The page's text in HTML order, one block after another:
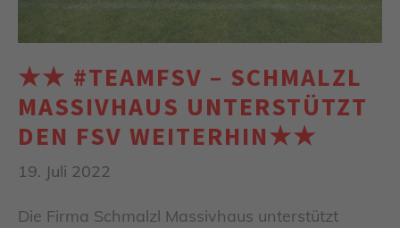
★★ #TEAMFSV – SCHMALZL
MASSIVHAUS UNTERSTÜTZT
DEN FSV WEITERHIN★★
19. Juli 2022
Die Firma Schmalzl Massivhaus unterstützt